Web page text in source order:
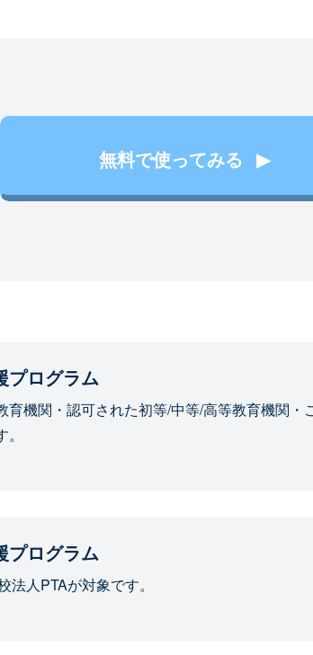
無料で使ってみる
プログラム
育機関・認可された初等/中等/高等教育機関
プログラム
法人PTAが対象です。